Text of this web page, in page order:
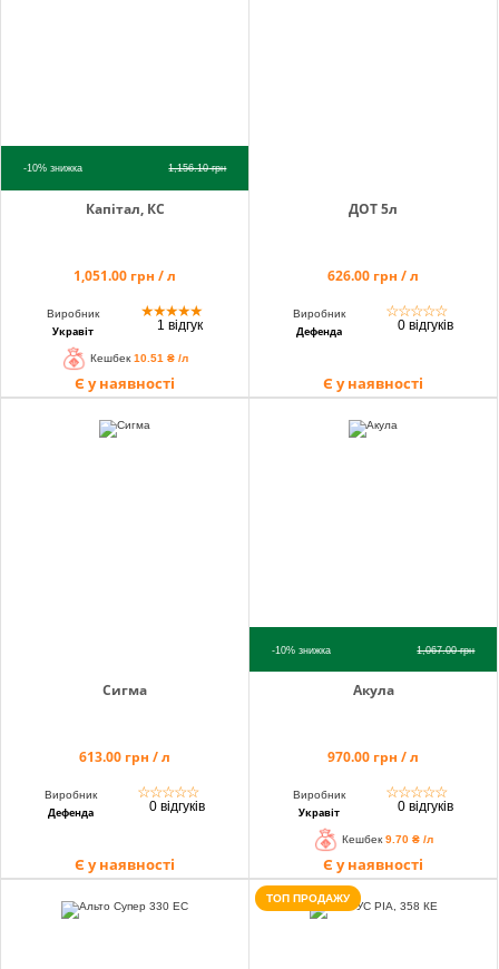
-10%знижка 1,156.10грн
Капітал, КС
1,051.00 грн / л
Виробник
Укравіт
★★★★★
1 відгук
Кешбек 10.51 ₴ /л
Є у наявності
ДОТ 5л
626.00 грн / л
Виробник
Дефенда
☆☆☆☆☆
0 відгуків
Є у наявності
Сигма
613.00 грн / л
Виробник
Дефенда
☆☆☆☆☆
0 відгуків
Є у наявності
-10%знижка 1,067.00грн
Акула
970.00 грн / л
Виробник
Укравіт
☆☆☆☆☆
0 відгуків
Кешбек 9.70 ₴ /л
Є у наявності
ТОП ПРОДАЖУ